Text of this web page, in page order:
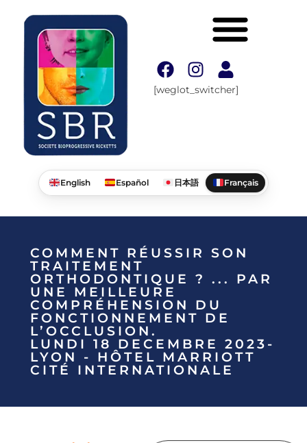
[weglot_switcher]
English Español 日本語 Français
COMMENT RÉUSSIR SON
TRAITEMENT
ORTHODONTIQUE ? ... PAR
UNE MEILLEURE
COMPRÉHENSION DU
FONCTIONNEMENT DE
L’OCCLUSION.
LUNDI 18 DECEMBRE 2023-
LYON - HÔTEL MARRIOTT
CITÉ INTERNATIONALE